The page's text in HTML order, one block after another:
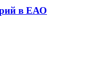
в ЕАО